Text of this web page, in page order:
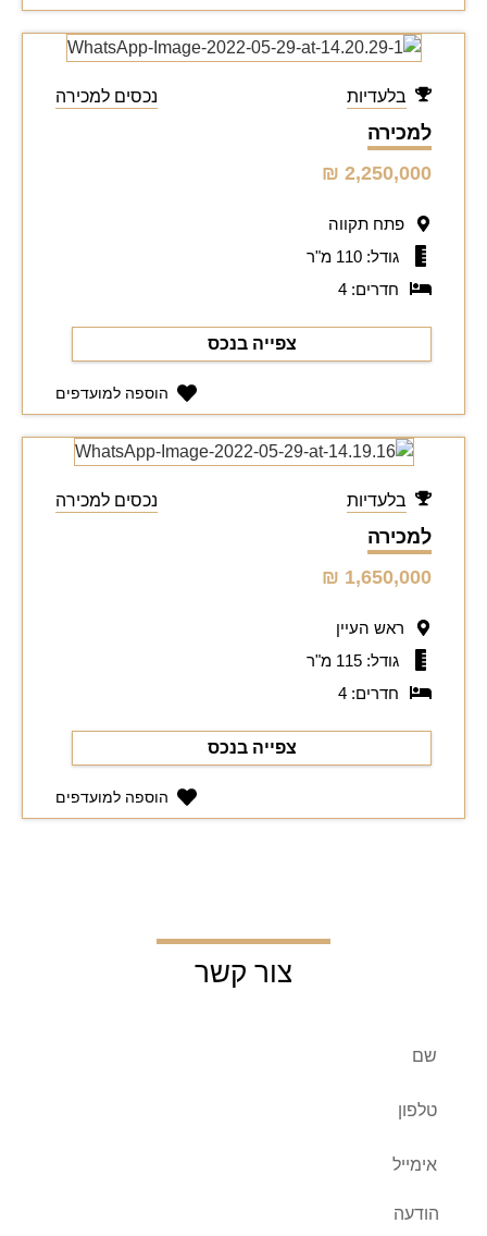
בלעדיות נכסים למכירה
למכירה
2,250,000 ₪
פתח תקווה
גודל: 110 מ"ר
חדרים: 4
צפייה בנכס
הוספה למועדפים
בלעדיות נכסים למכירה
למכירה
1,650,000 ₪
ראש העיין
גודל: 115 מ"ר
חדרים: 4
צפייה בנכס
הוספה למועדפים
צור קשר